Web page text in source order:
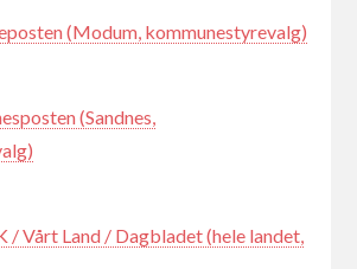
(Modum, kommunestyrevalg)
(Sandnes,
/ Vårt Land / Dagbladet (hele landet,